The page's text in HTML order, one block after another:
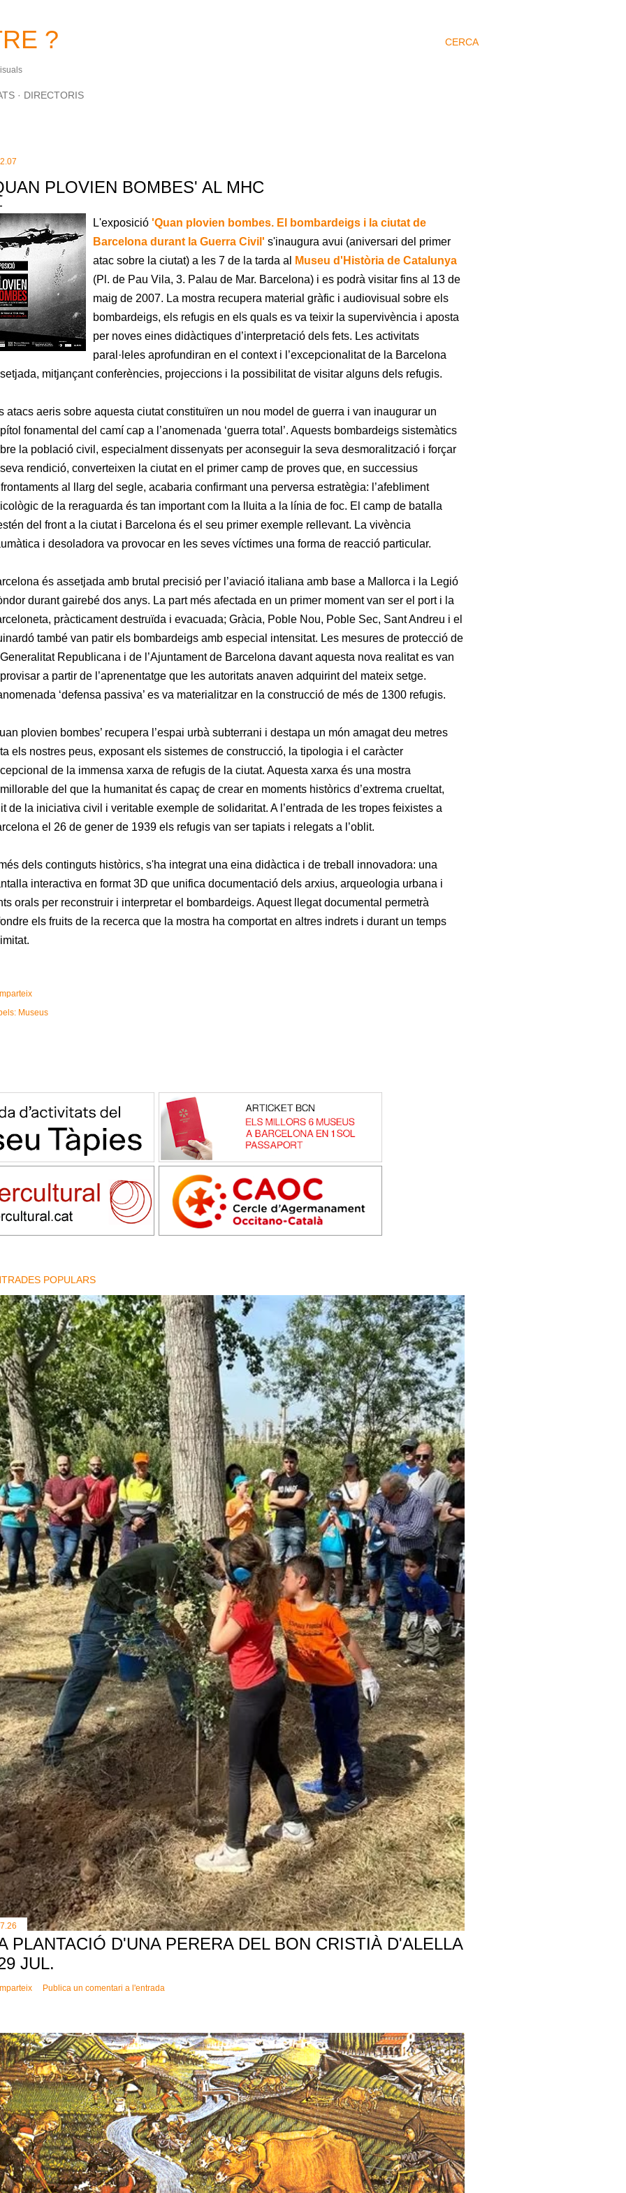
CERCA
?
DIRECTORIS
PLOVIEN BOMBES' AL MHC
L'exposició 'Quan plovien bombes. El bombardeigs i la ciutat de
Barcelona durant la Guerra Civil ' s'inaugura avui (aniversari del primer
atac sobre la ciutat) a les 7 de la tarda al
Museu d'Història de Catalunya
(Pl. de Pau Vila, 3. Palau de Mar. Barcelona) i es podrà visitar fins al 13 de
maig de 2007. La mostra recupera material gràfic i audiovisual sobre els
bombardeigs, els refugis en els quals es va teixir la supervivència i aposta
per noves eines didàctiques d’interpretació dels fets. Les activitats
paral·leles aprofundiran en el context i l’excepcionalitat de la Barcelona
mitjançant conferències, projeccions i la possibilitat de visitar alguns dels refugis.
atacs aeris sobre aquesta ciutat constituïren un nou model de guerra i van inaugurar un
fonamental del camí cap a l’anomenada ‘guerra total’. Aquests bombardeigs sistemàtics
la població civil, especialment dissenyats per aconseguir la seva desmoralització i forçar
rendició, converteixen la ciutat en el primer camp de proves que, en successius
al llarg del segle, acabaria confirmant una perversa estratègia: l’afebliment
de la reraguarda és tan important com la lluita a la línia de foc. El camp de batalla
del front a la ciutat i Barcelona és el seu primer exemple rellevant. La vivència
i desoladora va provocar en les seves víctimes una forma de reacció particular.
és assetjada amb brutal precisió per l’aviació italiana amb base a Mallorca i la Legió
durant gairebé dos anys. La part més afectada en un primer moment van ser el port i la
pràcticament destruïda i evacuada; Gràcia, Poble Nou, Poble Sec, Sant Andreu i el
també van patir els bombardeigs amb especial intensitat. Les mesures de protecció de
Republicana i de l’Ajuntament de Barcelona davant aquesta nova realitat es van
a partir de l’aprenentatge que les autoritats anaven adquirint del mateix setge.
‘defensa passiva’ es va materialitzar en la construcció de més de 1300 refugis.
plovien bombes’ recupera l’espai urbà subterrani i destapa un món amagat deu metres
els nostres peus, exposant els sistemes de construcció, la tipologia i el caràcter
de la immensa xarxa de refugis de la ciutat. Aquesta xarxa és una mostra
del que la humanitat és capaç de crear en moments històrics d’extrema crueltat,
de la iniciativa civil i veritable exemple de solidaritat. A l’entrada de les tropes feixistes a
el 26 de gener de 1939 els refugis van ser tapiats i relegats a l’oblit.
dels continguts històrics, s'ha integrat una eina didàctica i de treball innovadora: una
interactiva en format 3D que unifica documentació dels arxius, arqueologia urbana i
orals per reconstruir i interpretar el bombardeigs. Aquest llegat documental permetrà
els fruits de la recerca que la mostra ha comportat en altres indrets i durant un temps
Museus
POPULARS
PLANTACIÓ D'UNA PERERA DEL BON CRISTIÀ D'ALELLA
JUL.
Publica un comentari a l'entrada